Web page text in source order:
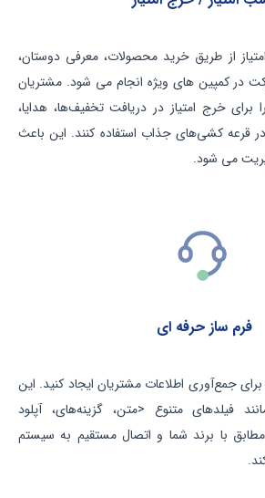
از طریق خرید محصولات، معرفی دوستان،
در کمپین های ویژه انجام می شود. مشتریان
برایخرج امتیاز در دریافت تخفیف‌ها، هدایا،
قرعه کشی‌های جذاب استفاده کنند. این باعث
می شود.
فرم ساز حرفه ای
جمع‌آوری اطلاعات مشتریان ایجاد کنید. این
فیلدهای متنوع <متن، گزینه‌های، آپلود
با برند شما و اتصال مستقیم به سیستم